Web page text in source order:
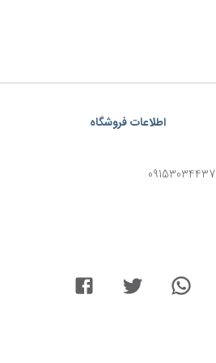
اطلاعات فروشگاه
09153034437